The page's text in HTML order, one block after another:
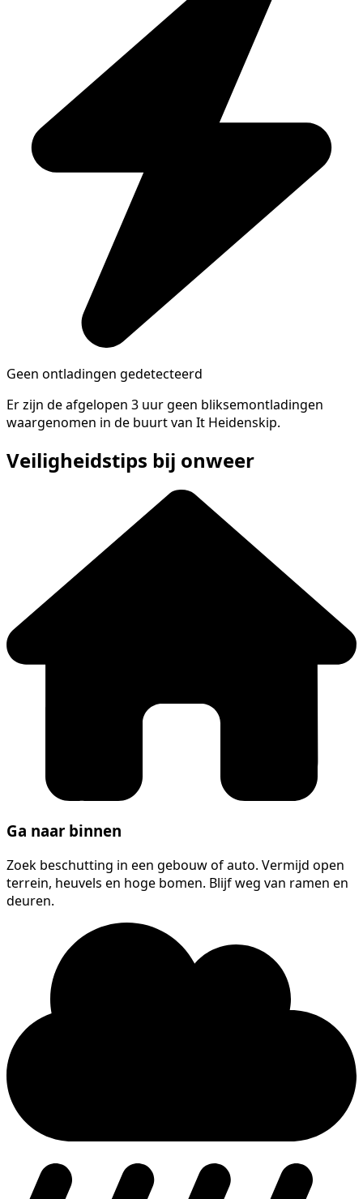
Geen ontladingen gedetecteerd
Er zijn de afgelopen 3 uur geen bliksemontladingen
waargenomen in de buurt van It Heidenskip.
Veiligheidstips bij onweer
Ga naar binnen
Zoek beschutting in een gebouw of auto. Vermijd open
terrein, heuvels en hoge bomen. Blijf weg van ramen en
deuren.